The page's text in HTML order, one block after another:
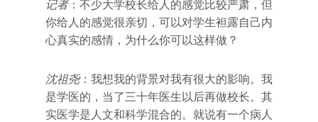
记者：不少大学校长给人的感觉比较严肃，但
你给人的感觉很亲切，可以对学生袒露自己内
心真实的感情，为什么你可以这样做？
沈祖尧：我想我的背景对我有很大的影响。我
是学医的，当了三十年医生以后再做校长。其
实医学是人文和科学混合的。就说有一个病人